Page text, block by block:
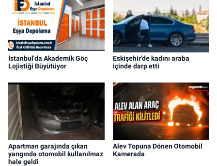
İstanbul'da Akademik Göç
Lojistiği Büyütüyor
Eskişehir'de kadını araba
içinde darp etti
Apartman garajında çıkan
yangında otomobil kullanılmaz
hale geldi
Alev Topuna Dönen Otomobil
Kamerada